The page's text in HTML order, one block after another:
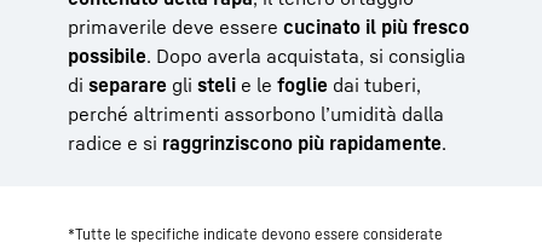
primaverile deve essere cucinato il più fresco
possibile. Dopo averla acquistata, si consiglia
di separare gli steli e le foglie dai tuberi,
perché altrimenti assorbono l’umidità dalla
radice e si raggrinziscono più rapidamente.
*Tutte le specifiche indicate devono essere considerate